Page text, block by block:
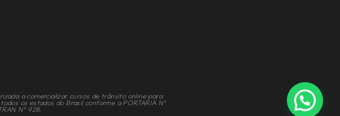
a comercializar cursos de trânsito online para
os estados do Brasil conforme a PORTARIA Nº
N° 928.